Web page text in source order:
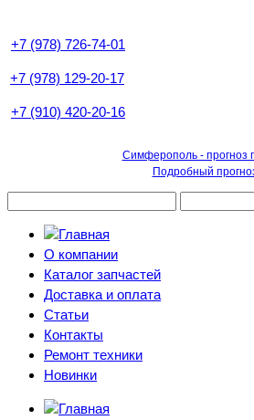
+7 (978) 726-74-01
+7 (978) 129-20-17
+7 (910) 420-20-16
Симферополь - прогноз
Подробный
О компании
Каталог запчастей
Доставка и оплата
Статьи
Контакты
Ремонт техники
Новинки